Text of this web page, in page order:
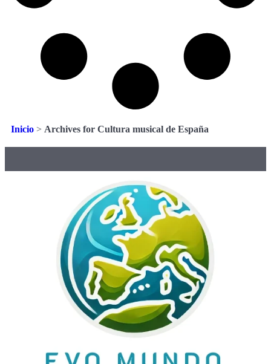
Inicio > Archives for Cultura musical de España